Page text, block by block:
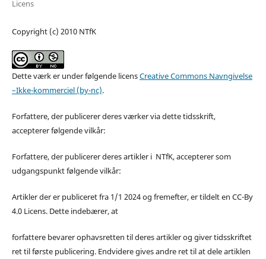
Licens
Copyright (c) 2010 NTfK
Dette værk er under følgende licensCreative Commons Navngivelse
–Ikke-kommerciel (by-nc).
Forfattere, der publicerer deres værker via dette tidsskrift,
accepterer følgende vilkår:
Forfattere, der publicerer deres artikler i NTfK, accepterer som
udgangspunkt følgende vilkår:
Artikler der er publiceret fra 1/1 2024 og fremefter, er tildelt en CC-By
4.0 Licens. Dette indebærer, at
forfattere bevarer ophavsretten til deres artikler og giver tidsskriftet
ret til første publicering. Endvidere gives andre ret til at dele artiklen